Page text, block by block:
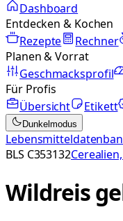
Dashboard
Entdecken & Kochen
Rezepte
Rechner
Planen & Vorrat
Geschmacksprofil
Für Profis
Übersicht
Etikett
Dunkelmodus
BLS C353132
Wildreis